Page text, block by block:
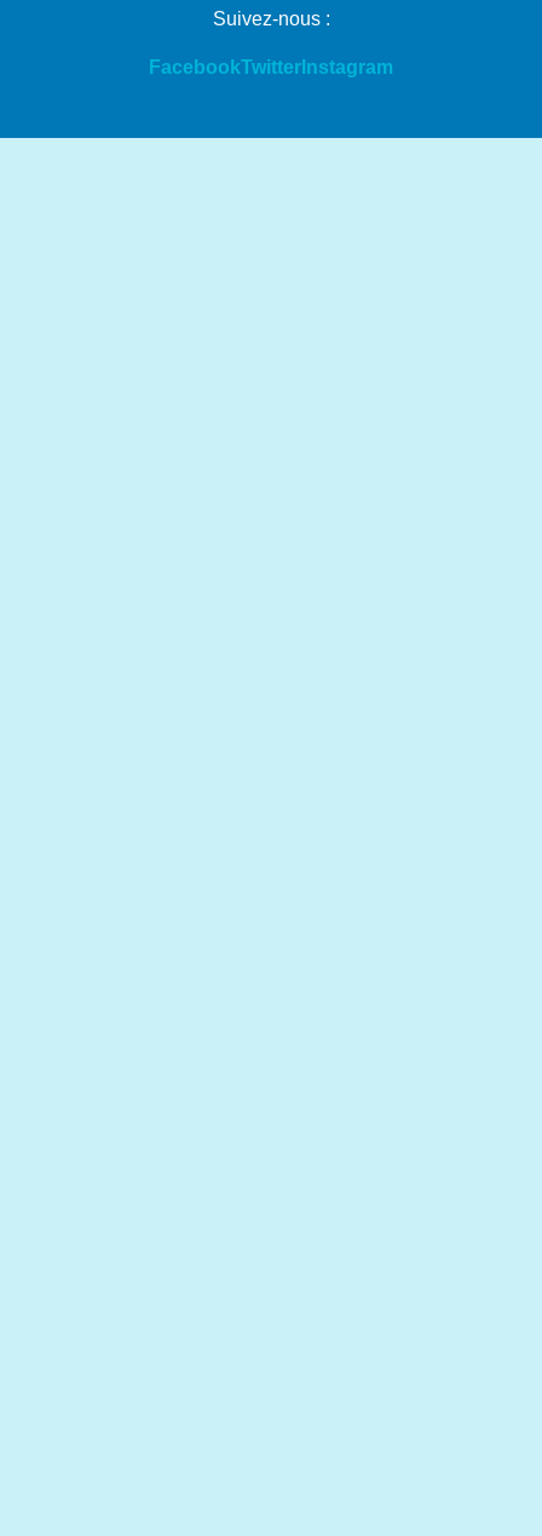
Suivez-nous :
FacebookTwitter Instagram